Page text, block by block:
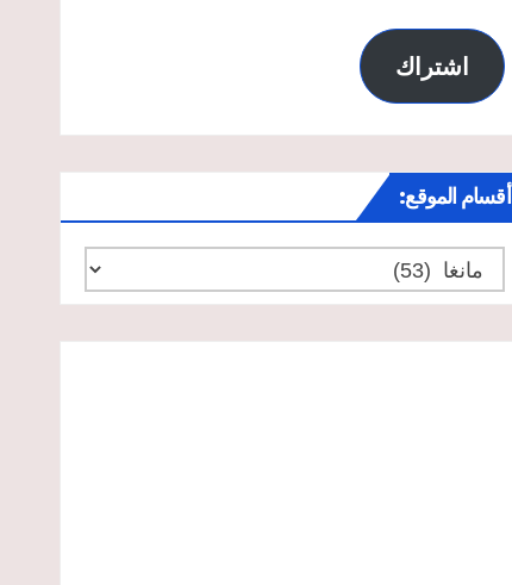
اشتراك
أقسام الموقع:
أقسام
الموقع: